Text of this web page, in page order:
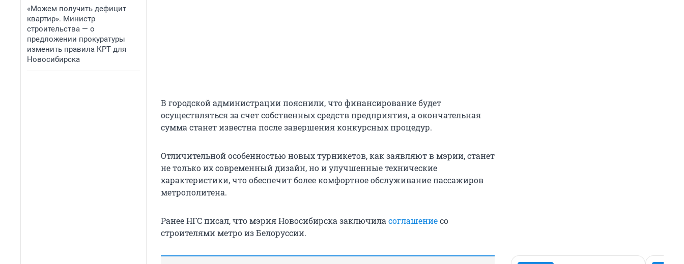
«Можем получить дефицит
квартир». Министр
строительства — о
предложении прокуратуры
изменить правила КРТ для
Новосибирска
В городской администрации пояснили, что финансирование будет
осуществляться за счет собственных средств предприятия, а окончательная
сумма станет известна после завершения конкурсных процедур.
Отличительной особенностью новых турникетов, как заявляют в мэрии, станет
не только их современный дизайн, но и улучшенные технические
характеристики, что обеспечит более комфортное обслуживание пассажиров
метрополитена.
Ранее НГС писал, что мэрия Новосибирска заключила соглашениесо
строителями метро из Белоруссии.